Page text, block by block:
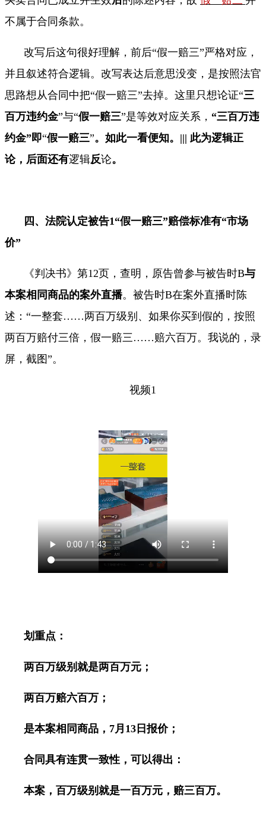
不属于合同条款。
改写后这句很好理解，前后“假一赔三”严格对应，
并且叙述符合逻辑。改写表达后意思没变，是按照法官
思路想从合同中把“假一赔三”去掉。这里只想论证“三
百万违约金”与“假一赔三”是等效对应关系， “三百万违
约金”即“假一赔三”。如此一看便知。 ||| 此为逻辑正
论，后面还有逻辑反论。
四、法院认定被告1 “假一赔三”赔偿标准有“市场
价”
《判决书》第12页，查明，原告曾参与被告时B与
本案相同商品的案外直播。被告时B在案外直播时陈
述： “一整套……两百万级别、如果你买到假的，按照
两百万赔付三倍，假一赔三……赔六百万。我说的，录
屏，截图”。
视频1
划重点：
两百万级别就是两百万元；
两百万赔六百万；
是本案相同商品， 7月 13 日报价；
合同具有连贯一致性，可以得出：
本案，百万级别就是一百万元，赔三百万。